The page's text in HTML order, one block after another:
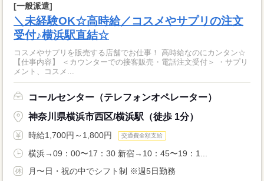
[一般派遣]
＼未経験OK☆高時給／コスメやサプリの注文
受付♪横浜駅直結☆
コスメやサプリを販売する店舗でお仕事！ 高時給なのにカンタン☆
【仕事内容】 ＜カウンターでの接客販売・電話注文受付＞ ・サプリ
メント、コスメ...
コールセンター（テレフォンオペレーター）
神奈川県横浜市西区/横浜駅（徒歩 1分）
時給1,700円～1,800円 交通費全額支給
横浜→09：00〜17：30 新宿→10：45〜19：1...
月〜日・祝の中でシフト制 ※週5日勤務